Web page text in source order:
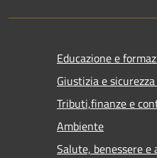
Educazione e
Giustizia e
Tributi,finanze e
Ambiente
Salute, benessere e